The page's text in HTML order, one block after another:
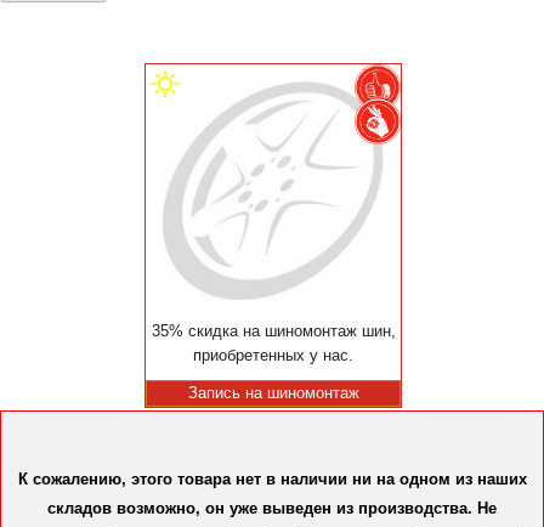
35% скидка на шиномонтаж шин,
приобретенных у нас.
Запись на шиномонтаж
К сожалению, этого товара нет в наличии ни на одном из наших
складов возможно, он уже выведен из производства. Не